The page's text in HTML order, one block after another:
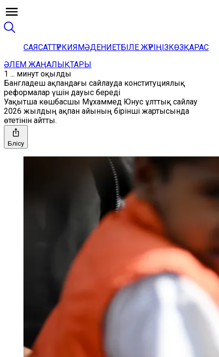
САЯСАТТҮРКИЯМӘДЕНИЕТБІЛЕ ЖҮРІҢІЗКӨЗҚАРАС
ӘЛЕМ ЖАҢАЛЫҚТАРЫ
1 ... минут оқылды
Бангладеш ақпандағы сайлауда конституциялық
реформалар үшін дауыс береді
Уақытша көшбасшы Мұхаммед Юнус ұлттық сайлау
2026 жылдың ақпан айының бірінші жартысында
өтетінін айтты.
Бөлісу